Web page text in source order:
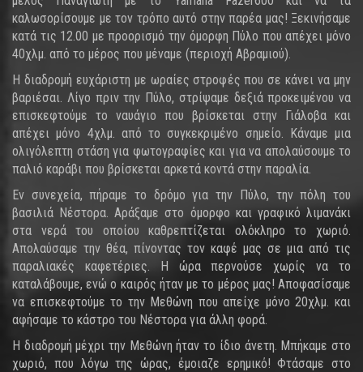
καλωσορίσουμε με τον τρόπο αυτό στην παρέα μας! Ξεκινήσαμε
κατά τις 12.00 με προορισμό την όμορφη Πύλο που απέχει μόνο
40χλμ. από το μέρος που μέναμε (περιοχή Αβραμιού).
Η διαδρομή ευχάριστη με ωραίες στροφές που σε κάνει να μην
βαριέσαι. Λίγο πριν την Πύλο, στρίψαμε δεξιά προκειμένου να
επισκεφτούμε το ναυάγιο που βρίσκεται στην Γιάλοβα και
απέχει μόνο 4χλμ. από το συγκεκριμένο σημείο. Κάναμε μια
ολιγόλεπτη στάση για φωτογραφίες και για να απολαύσουμε το
παλιό καράβι που βρίσκεται αρκετά κοντά στην παραλία.
Εν συνεχεία, πήραμε το δρόμο για την Πύλο, την πόλη του
βασιλιά Νέστορα. Αράξαμε στο όμορφο και γραφικό λιμανάκι
στα νερά του οποίου καθρεπτίζεται ολόκληρο το χωριό.
Απολαύσαμε την θέα, πίνοντας τον καφέ μας σε μια από τις
παραλιακές καφετέριες. Η ώρα περνούσε χωρίς να το
καταλάβουμε, ενώ ο καιρός ήταν με το μέρος μας! Αποφασίσαμε
να επισκεφτούμε το την Μεθώνη που απείχε μόνο 20χλμ. και
αφήσαμε το κάστρο του Νέστορα για άλλη φορά.
Η διαδρομή μέχρι την Μεθώνη ήταν το ίδιο άνετη. Μπήκαμε στο
χωριό, που λόγω της ώρας, έμοιαζε ερημικό! Φτάσαμε στο